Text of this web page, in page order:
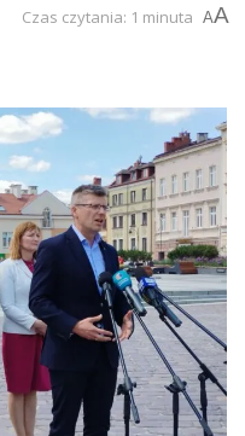
Czas czytania: 1 minuta AA